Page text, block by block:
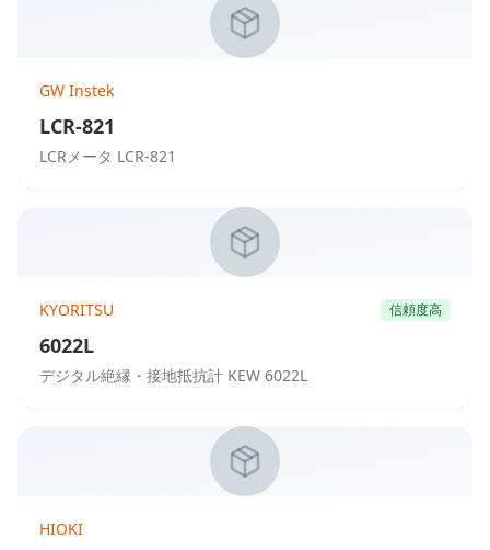
GW Instek
LCR-821
LCRメータ LCR-821
KYORITSU 信頼度高
6022L
デジタル絶縁・接地抵抗計 KEW 6022L
HIOKI